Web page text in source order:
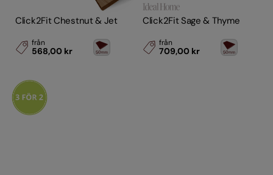
Click2Fit Chestnut & Jet
från
568,00 kr
Click2Fit Sage & Thyme
från
709,00 kr